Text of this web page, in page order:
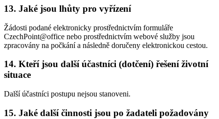
13. Jaké jsou lhůty pro vyřízení
Žádosti podané elektronicky prostřednictvím formuláře
CzechPoint@office nebo prostřednictvím webové služby jsou
zpracovány na počkání a následně doručeny elektronickou cestou.
14. Kteří jsou další účastníci (dotčení) řešení životní
situace
Další účastníci postupu nejsou stanoveni.
15. Jaké další činnosti jsou po žadateli požadovány